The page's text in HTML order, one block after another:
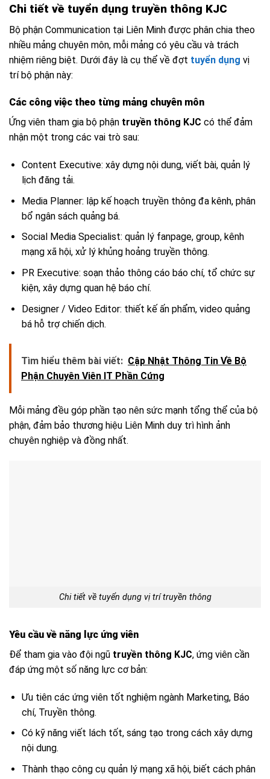
Chi tiết về tuyển dụng truyền thông KJC
Bộ phận Communication tại Liên Minh được phân chia theo
nhiều mảng chuyên môn, mỗi mảng có yêu cầu và trách
nhiệm riêng biệt. Dưới đây là cụ thể về đợt tuyển dụng vị
trí bộ phận này:
Các công việc theo từng mảng chuyên môn
Ứng viên tham gia bộ phận truyền thông KJC có thể đảm
nhận một trong các vai trò sau:
Content Executive: xây dựng nội dung, viết bài, quản lý
lịch đăng tải.
Media Planner: lập kế hoạch truyền thông đa kênh, phân
bổ ngân sách quảng bá.
Social Media Specialist: quản lý fanpage, group, kênh
mạng xã hội, xử lý khủng hoảng truyền thông.
PR Executive: soạn thảo thông cáo báo chí, tổ chức sự
kiện, xây dựng quan hệ báo chí.
Designer / Video Editor: thiết kế ấn phẩm, video quảng
bá hỗ trợ chiến dịch.
Tìm hiểu thêm bài viết: Cập Nhật Thông Tin Về Bộ
Phận Chuyên Viên IT Phần Cứng
Mỗi mảng đều góp phần tạo nên sức mạnh tổng thể của bộ
phận, đảm bảo thương hiệu Liên Minh duy trì hình ảnh
chuyên nghiệp và đồng nhất.
Chi tiết về tuyển dụng vị trí truyền thông
Yêu cầu về năng lực ứng viên
Để tham gia vào đội ngũ truyền thông KJC, ứng viên cần
đáp ứng một số năng lực cơ bản:
Ưu tiên các ứng viên tốt nghiệm ngành Marketing, Báo
chí, Truyền thông.
Có kỹ năng viết lách tốt, sáng tạo trong cách xây dựng
nội dung.
Thành thạo công cụ quản lý mạng xã hội, biết cách phân